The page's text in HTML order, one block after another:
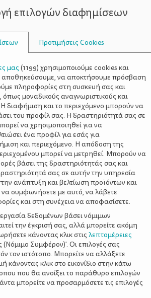
ΣΥΜΒΟΥΛΟΙ
ΣΑΣ ΤΑ
επιλογών διαφημίσεων
Προτιμήσεις Cookies
μας (1199) χρησιμοποιούμε cookies και
αποθηκεύσουμε, να αποκτήσουμε πρόσβαση
πληροφορίες στη συσκευή σας και
μοναδικούς αναγνωριστικούς και
διαφήμιση και το περιεχόμενο μπορούν να
του προφίλ σας. Η δραστηριότητά σας σε
να χρησιμοποιηθεί για να
ένα προφίλ για εσάς για
και περιεχόμενο. Η απόδοση της
μπορεί να μετρηθεί. Μπορούν να
βάσει της δραστηριότητάς σας και
σας σε αυτήν την υπηρεσία
ανάπτυξη και βελτίωση προϊόντων και
συμφωνήσετε με αυτό, να λάβετε
και στη συνέχεια να αποφασίσετε.
δεδομένων βάσει νόμιμων
την έγκρισή σας, αλλά μπορείτε ακόμη
κάνοντας κλικ στις λεπτομέρειες
Συμφέρον)'. Οι επιλογές σας
τον ιστότοπο. Μπορείτε να αλλάξετε
κάνοντας κλικ στο εικονίδιο στην κάτω
που θα ανοίξει το παράθυρο επιλογών
μπορείτε να προσαρμόσετε τις επιλογές